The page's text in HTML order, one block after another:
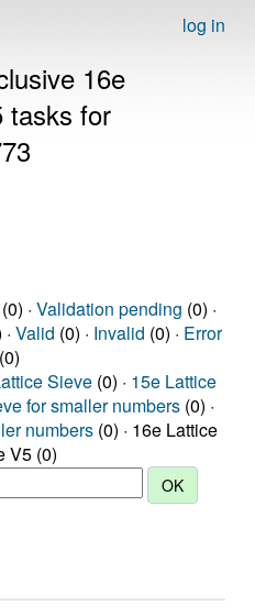
log in
16e
tasks for
· Validation pending (0) ·
Valid (0) · Invalid (0) · Error
(0)
Sieve (0) · 15e Lattice
for smaller numbers (0) ·
numbers (0) · 16e Lattice
V5 (0)